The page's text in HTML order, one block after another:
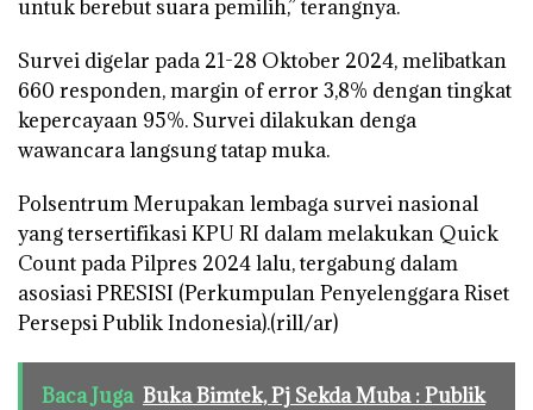
untuk berebut suara pemilih,” terangnya.
Survei digelar pada 21-28 Oktober 2024, melibatkan
660 responden, margin of error 3,8% dengan tingkat
kepercayaan 95%. Survei dilakukan denga
wawancara langsung tatap muka.
Polsentrum Merupakan lembaga survei nasional
yang tersertifikasi KPU RI dalam melakukan Quick
Count pada Pilpres 2024 lalu, tergabung dalam
asosiasi PRESISI (Perkumpulan Penyelenggara Riset
Persepsi Publik Indonesia).(rill/ar)
Baca Juga Buka Bimtek, Pj Sekda Muba : Publik